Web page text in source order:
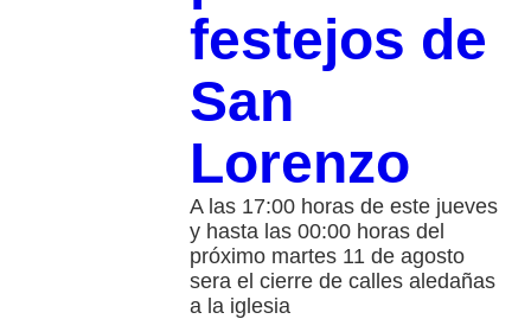
festejos de
San
Lorenzo
A las 17:00 horas de este jueves
y hasta las 00:00 horas del
próximo martes 11 de agosto
sera el cierre de calles aledañas
a la iglesia